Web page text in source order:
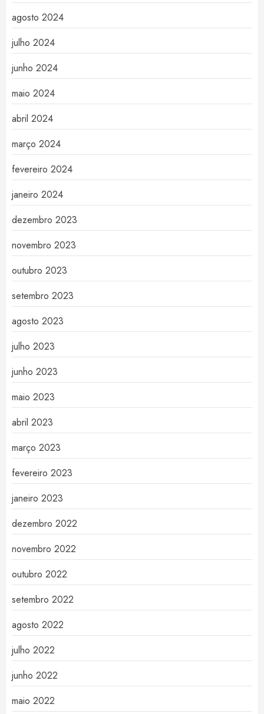
agosto 2024
julho 2024
junho 2024
maio 2024
abril 2024
março 2024
fevereiro 2024
janeiro 2024
dezembro 2023
novembro 2023
outubro 2023
setembro 2023
agosto 2023
julho 2023
junho 2023
maio 2023
abril 2023
março 2023
fevereiro 2023
janeiro 2023
dezembro 2022
novembro 2022
outubro 2022
setembro 2022
agosto 2022
julho 2022
junho 2022
maio 2022